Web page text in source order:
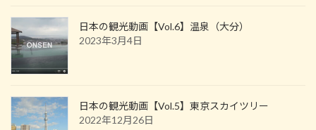
日本の観光動画【Vol.6】温泉（大分）
2023年3月4日
日本の観光動画【Vol.5】東京スカイツリー
2022年12月26日